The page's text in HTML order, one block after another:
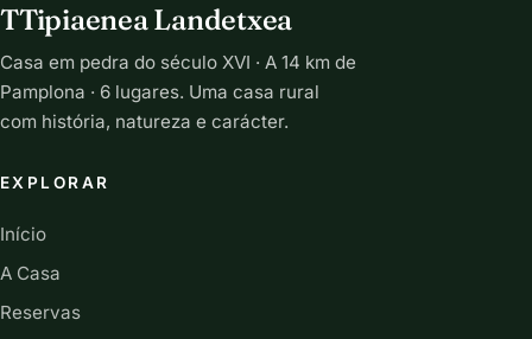
TTipiaenea Landetxea
Casa em pedra do século XVI · A 14 km de
Pamplona · 6 lugares. Uma casa rural
com história, natureza e carácter.
EXPLORAR
Início
A Casa
Reservas